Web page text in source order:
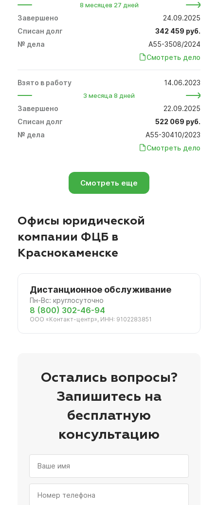
8 месяцев 27 дней
24.09.2025
342 459 руб.
А55-3508/2024
Смотреть дело
14.06.2023
3 месяца 8 дней
22.09.2025
522 069 руб.
А55-30410/2023
Смотреть дело
Смотреть еще
Офисы юридической
компании ФЦБ в
Краснокаменске
Дистанционное обслуживание
Пн-Вс: круглосуточно
8 (800) 302-46-94
ООО «Контакт-центр», ИНН: 9102283851
Остались вопросы?
Запишитесь на
бесплатную
консультацию